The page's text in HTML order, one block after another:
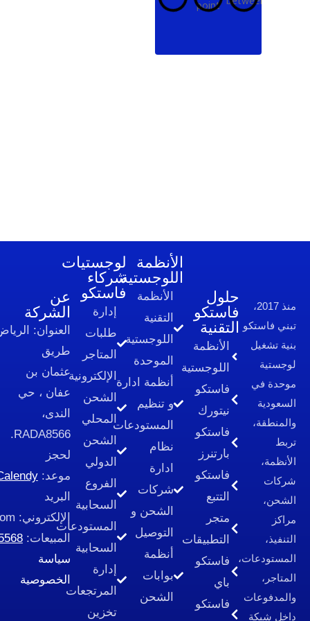
الأنظمة
اللوجستية
فاستكو
نيتورك
فاستكو
بارتنرز
فاستكو
التتبع
متجر
التطبيقات
فاستكو
باي
فاستكو
الأنظمة
التقنية
اللوجستية
الموحدة
أنظمة ادارة
و تنظيم
المستودعات
نظام
ادارة
شركات
التوصيل
أنظمة
بوابات
الشحن
لوجستيات
شركاء
فاستكو
إدارة
طلبات
المتاجر
الإلكترونية​
الشحن
المحلي
الشحن
الدولي
الفروع
السحابية
المستودعات
السحابية
إدارة
المرتجعات
عن
الشركة
العنوان:الرياض،
طريق
عثمان بن
عفان ، حي
الندى،
RADA8566.
لحجز
موعد:
Calendy
البريد
الإلكتروني:
المبيعات:
966535585568+
الخصوصية